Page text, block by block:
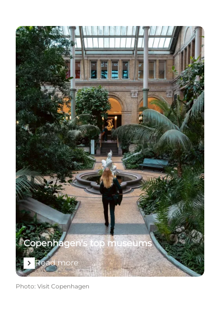
Read more
Copenhagen's top museums
Read more
Photo: Visit Copenhagen